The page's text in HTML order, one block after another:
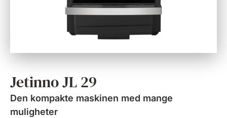
Jetinno JL 29
Den kompakte maskinen med mange
muligheter